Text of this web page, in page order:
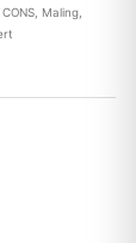
, Maling,